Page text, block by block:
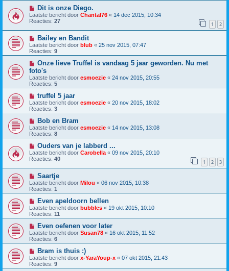
Dit is onze Diego.
Laatste bericht door Chantal76 « 14 dec 2015, 10:34
Reacties: 27 1 2
Bailey en Bandit
Laatste bericht door blub « 25 nov 2015, 07:47
Reacties: 9
Onze lieve Truffel is vandaag 5 jaar geworden. Nu met
foto's
Laatste bericht door esmoezie « 24 nov 2015, 20:55
Reacties: 5
truffel 5 jaar
Laatste bericht door esmoezie « 20 nov 2015, 18:02
Reacties: 3
Bob en Bram
Laatste bericht door esmoezie « 14 nov 2015, 13:08
Reacties: 8
Ouders van je labberd ...
Laatste bericht door Carobella « 09 nov 2015, 20:10
Reacties: 40 1 2 3
Saartje
Laatste bericht door Milou « 06 nov 2015, 10:38
Reacties: 1
Even apeldoorn bellen
Laatste bericht door bubbles « 19 okt 2015, 10:10
Reacties: 11
Even oefenen voor later
Laatste bericht door Susan78 « 16 okt 2015, 11:52
Reacties: 6
Bram is thuis :)
Laatste bericht door x-YaraYoup-x « 07 okt 2015, 21:43
Reacties: 9